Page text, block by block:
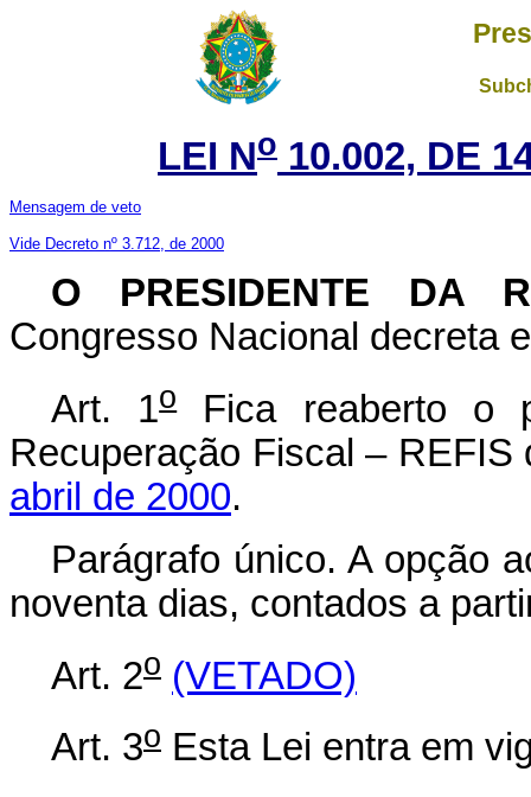
LEI No 10.002, DE
Mensagem de veto
Vide Decreto nº 3.712, de 2000
O PRESIDENTE DA
Congresso Nacional decreta
Art. 1oFica reaberto o
Recuperação Fiscal –
abril de 2000.
Parágrafo único. A opção
noventa dias, contados a
Art. 2o (VETADO)
Art. 3o Esta Lei entra em